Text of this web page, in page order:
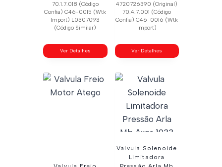
70.1.7.018 (Código
Confia) C46-0015 (Wtk
Import) L0307093
(Código Similar)
Ver Detalhes
4720726390 (Original)
70.4.7.001 (Código
Confia) C46-0016 (Wtk
Import)
Ver Detalhes
Valvula Solenoide
Limitadora